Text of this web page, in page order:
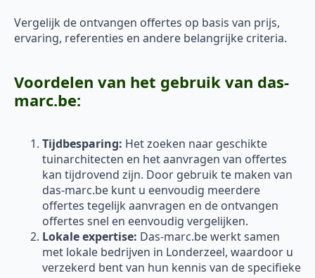
Vergelijk de ontvangen offertes op basis van prijs,
ervaring, referenties en andere belangrijke criteria.
Voordelen van het gebruik van das-
marc.be:
Tijdbesparing: Het zoeken naar geschikte
tuinarchitecten en het aanvragen van offertes
kan tijdrovend zijn. Door gebruik te maken van
das-marc.be kunt u eenvoudig meerdere
offertes tegelijk aanvragen en de ontvangen
offertes snel en eenvoudig vergelijken.
Lokale expertise: Das-marc.be werkt samen
met lokale bedrijven in Londerzeel, waardoor u
verzekerd bent van hun kennis van de specifieke